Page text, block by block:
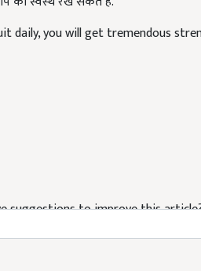
daily, you will get tremendous
suggestions to improve this article?